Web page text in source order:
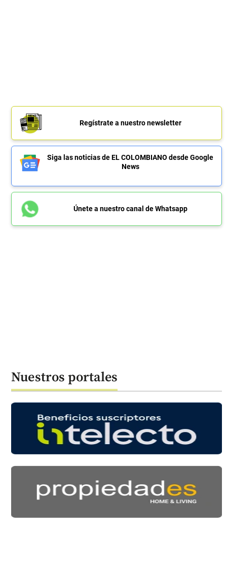
Regístrate a nuestro newsletter
Siga las noticias de EL COLOMBIANO desde Google
News
Únete a nuestro canal de Whatsapp
Nuestros portales